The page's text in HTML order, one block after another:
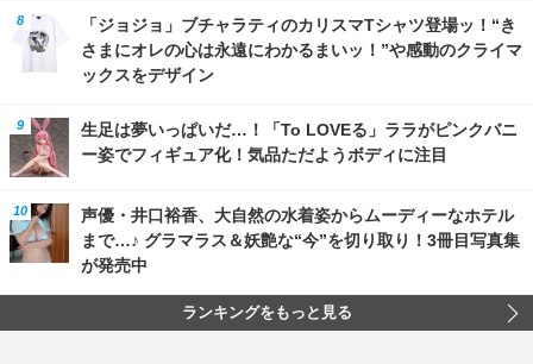
「ジョジョ」ブチャラティのカリスマTシャツ登場ッ！“き
さまにオレの心は永遠にわかるまいッ！”や感動のクライマ
ックスをデザイン
生足は夢いっぱいだ…！「To LOVEる」ララがピンクバニ
ー姿でフィギュア化！気品ただようボディに注目
声優・井口裕香、大自然の水着姿からムーディーなホテル
まで…♪ グラマラス＆妖艶な“今”を切り取り！3冊目写真集
が発売中
ランキングをもっと見る